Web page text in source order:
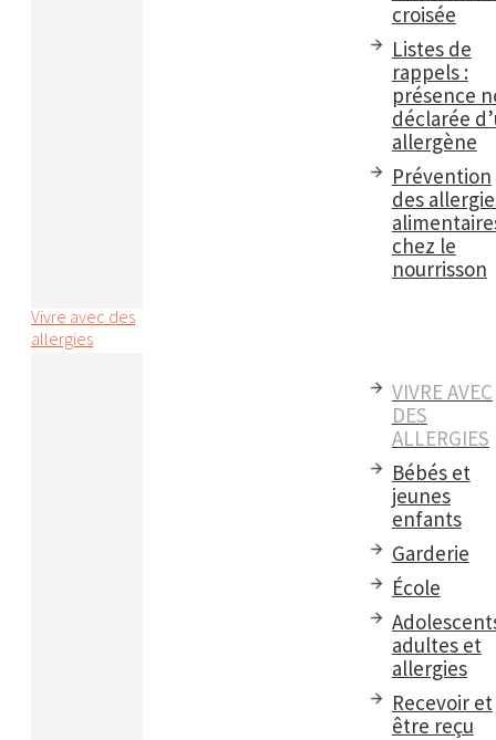
croisée
Listes de
rappels :
présence
déclarée
allergène
Prévention
des
chez le
nourrisson
Vivre avec des
allergies
VIVRE AVEC
DES
ALLERGIES
Bébés et
jeunes
enfants
Garderie
École
adultes et
allergies
Recevoir et
être reçu